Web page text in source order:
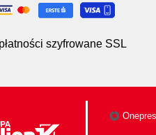
szyfrowane SSL